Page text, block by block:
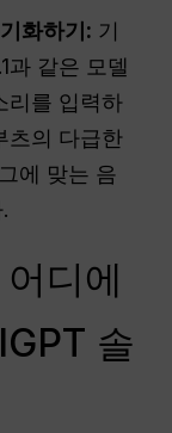
화하기: 기
과 같은 모델
리를 입력하
츠의 다급한
에 맞는 음
디에
솔